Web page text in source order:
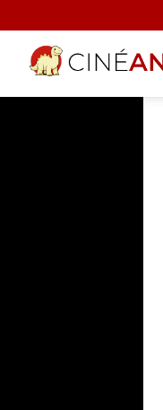
au
contenu
principal